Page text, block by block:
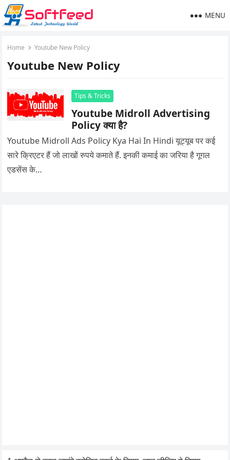
MENU
Home Youtube New Policy
Youtube New Policy
Tips & Tricks
Youtube Midroll Advertising
Policy क्या है?
Youtube Midroll Ads Policy Kya Hai In Hindi यूट्यूब पर कई
सारे क्रिएटर हैं जो लाखों रुपये कमाते हैं. इनकी कमाई का जरिया है गूगल
एडसेंस के…